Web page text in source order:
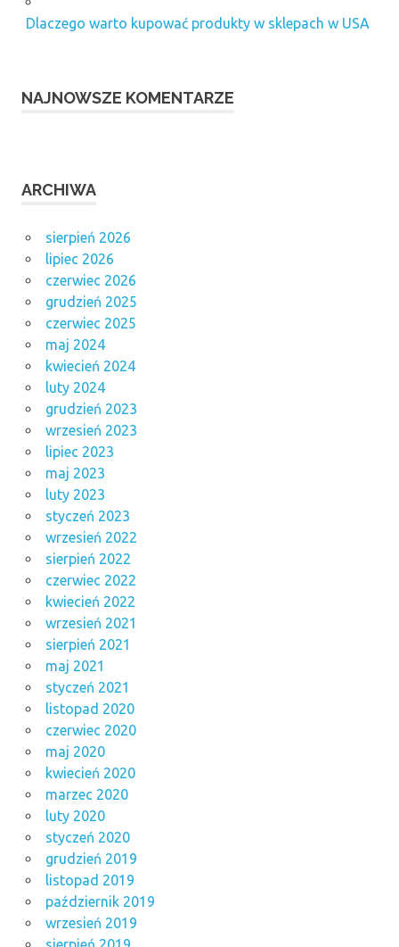
Dlaczego warto kupować produkty w sklepach w USA
NAJNOWSZE KOMENTARZE
ARCHIWA
sierpień 2026
lipiec 2026
czerwiec 2026
grudzień 2025
czerwiec 2025
maj 2024
kwiecień 2024
luty 2024
grudzień 2023
wrzesień 2023
lipiec 2023
maj 2023
luty 2023
styczeń 2023
wrzesień 2022
sierpień 2022
czerwiec 2022
kwiecień 2022
wrzesień 2021
sierpień 2021
maj 2021
styczeń 2021
listopad 2020
czerwiec 2020
maj 2020
kwiecień 2020
marzec 2020
luty 2020
styczeń 2020
grudzień 2019
listopad 2019
październik 2019
wrzesień 2019